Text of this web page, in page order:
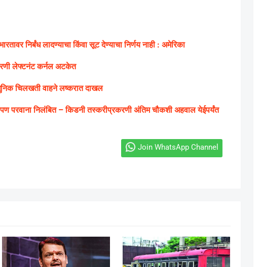
निर्बंध लादण्याचा किंवा सूट देण्याचा निर्णय नाही : अमेरिका
लेफ्टनंट कर्नल अटकेत
चिलखती वाहने लष्करात दाखल
परवाना निलंबित – किडनी तस्करीप्रकरणी अंतिम चौकशी अहवाल येईपर्यंत
Join WhatsApp Channel